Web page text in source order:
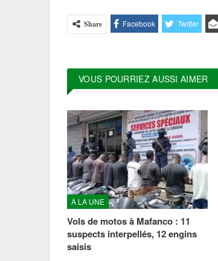
Share Facebook Twitter
VOUS POURRIEZ AUSSI AIMER
À LA UNE
Vols de motos à Mafanco : 11
suspects interpellés, 12 engins
saisis